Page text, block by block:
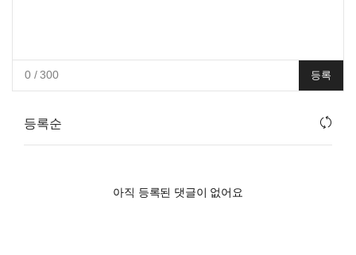
0/ 300 등록
등록순
아직 등록된 댓글이 없어요